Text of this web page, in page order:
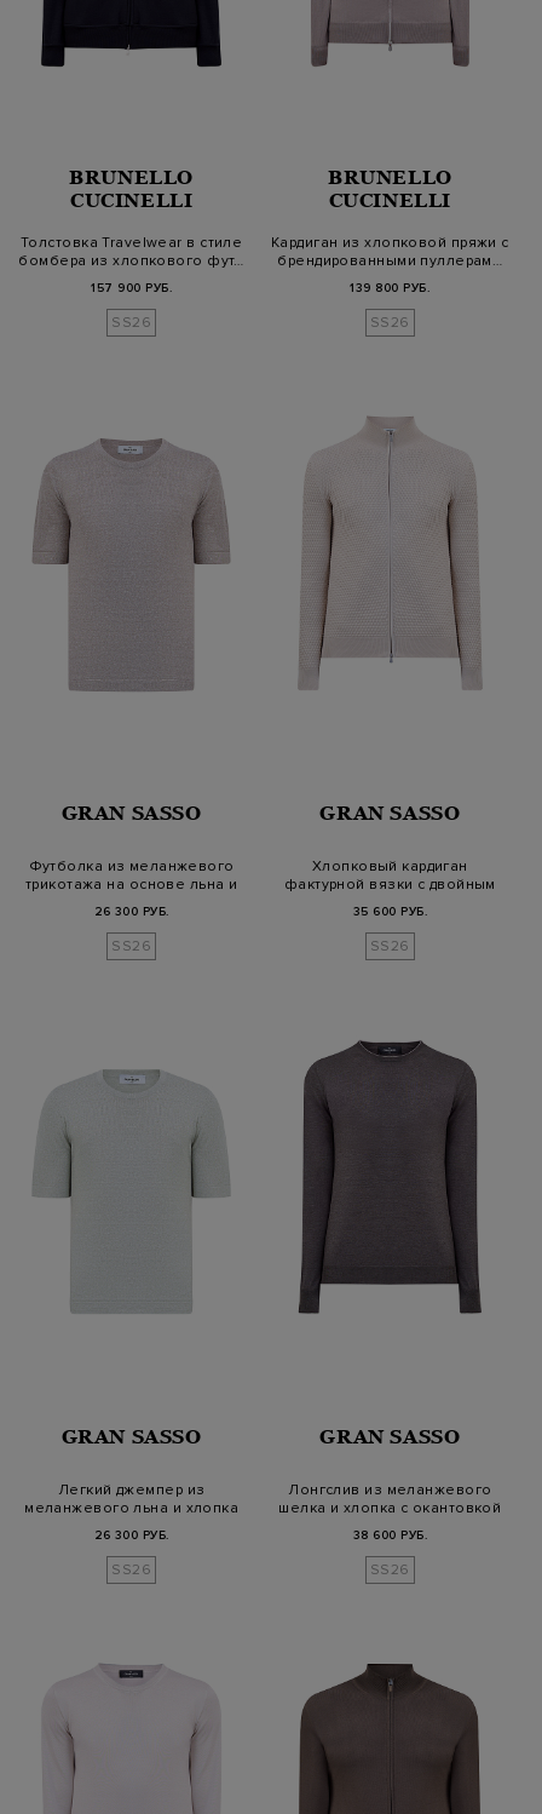
BRUNELLO
CUCINELLI
Толстовка Travelwear в стиле
бомбера из хлопкового фут…
157 900 РУБ.
SS26
BRUNELLO
CUCINELLI
Кардиган из хлопковой пряжи с
брендированными пуллерам…
139 800 РУБ.
SS26
GRAN SASSO
Футболка из меланжевого
трикотажа на основе льна и
26 300 РУБ.
SS26
GRAN SASSO
Хлопковый кардиган
фактурной вязки с двойным
35 600 РУБ.
SS26
GRAN SASSO
Легкий джемпер из
меланжевого льна и хлопка
26 300 РУБ.
SS26
GRAN SASSO
Лонгслив из меланжевого
шелка и хлопка с окантовкой
38 600 РУБ.
SS26